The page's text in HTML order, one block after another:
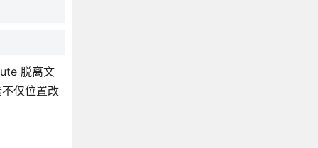
脱离文
仅位置改